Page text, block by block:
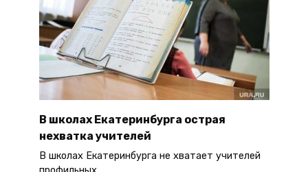
В школах Екатеринбурга острая
нехватка учителей
В школах Екатеринбурга не хватает учителей